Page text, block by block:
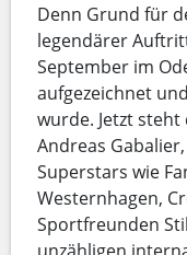
Denn Grund für
legendärer
September im
aufgezeichnet
wurde. Jetzt steht
Andreas
Superstars wie
Westernhagen,
Sportfreunden
unzähligen